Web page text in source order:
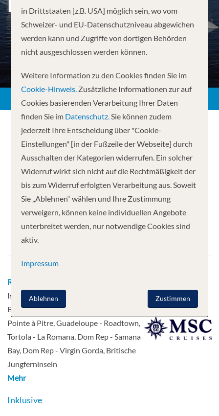
HOHER SEE
Ihre Kreuzfahrt
15 NächteMSC Opera
Abfahrt
Route
Island - Erholung auf See - Bridgetown,
Barbados - Fort De France, Martinique -
Pointe à Pitre, Guadeloupe - Roadtown,
Tortola - La Romana, Dom Rep - Samana
Bay, Dom Rep - Virgin Gorda, Britische
Jungferninseln
Mehr
Inklusive
in Drittstaaten [z.B. USA] möglich sein, wo vom
Schweizer- und EU-Datenschutzniveau abgewichen
werden kann und Zugriffe von dortigen Behörden
nicht ausgeschlossen werden können.
Weitere Information zu den Cookies finden Sie im
Cookie-Hinweis. Zusätzliche Informationen zur auf
Cookies basierenden Verarbeitung Ihrer Daten
finden Sie im Datenschutz.Sie können zudem
jederzeit Ihre Entscheidung über "Cookie-
Einstellungen" [in der Fußzeile der Webseite] durch
Ausschalten der Kategorien widerrufen. Ein solcher
Widerruf wirkt sich nicht auf die Rechtmäßigkeit der
bis zum Widerruf erfolgten Verarbeitung aus. Soweit
Sie „Ablehnen“ wählen und Ihre Zustimmung
verweigern, können keine individuellen Angebote
unterbreitet werden, nur notwendige Cookies sind
aktiv.
Impressum
Zustimmen
Ablehnen